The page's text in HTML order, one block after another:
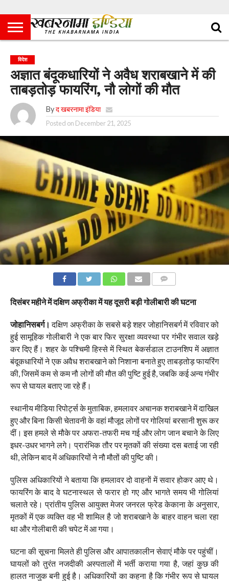
विदेश
अज्ञात बंदूकधारियों ने अवैध शराबखाने में की
ताबड़तोड़ फायरिंग, नौ लोगों की मौत
By द खबरनामा इंडिया
Posted on December 21, 2025
दिसंबर महीने में दक्षिण अफ्रीका में यह दूसरी बड़ी गोलीबारी की घटना
जोहानिसबर्ग। दक्षिण अफ्रीका के सबसे बड़े शहर जोहानिसबर्ग में रविवार को
हुई सामूहिक गोलीबारी ने एक बार फिर सुरक्षा व्यवस्था पर गंभीर सवाल खड़े
कर दिए हैं। शहर के पश्चिमी हिस्से में स्थित बेकर्सडाल टाउनशिप में अज्ञात
बंदूकधारियों ने एक अवैध शराबखाने को निशाना बनाते हुए ताबड़तोड़ फायरिंग
की, जिसमें कम से कम नौ लोगों की मौत की पुष्टि हुई है, जबकि कई अन्य गंभीर
रूप से घायल बताए जा रहे हैं।
स्थानीय मीडिया रिपोर्ट्स के मुताबिक, हमलावर अचानक शराबखाने में दाखिल
हुए और बिना किसी चेतावनी के वहां मौजूद लोगों पर गोलियां बरसानी शुरू कर
दीं। इस हमले से मौके पर अफरा-तफरी मच गई और लोग जान बचाने के लिए
इधर-उधर भागने लगे। प्रारंभिक तौर पर मृतकों की संख्या दस बताई जा रही
थी, लेकिन बाद में अधिकारियों ने नौ मौतों की पुष्टि की।
पुलिस अधिकारियों ने बताया कि हमलावर दो वाहनों में सवार होकर आए थे।
फायरिंग के बाद वे घटनास्थल से फरार हो गए और भागते समय भी गोलियां
चलाते रहे। प्रांतीय पुलिस आयुक्त मेजर जनरल फ्रेड केकाना के अनुसार,
मृतकों में एक व्यक्ति वह भी शामिल है जो शराबखाने के बाहर वाहन चला रहा
था और गोलीबारी की चपेट में आ गया।
घटना की सूचना मिलते ही पुलिस और आपातकालीन सेवाएं मौके पर पहुंचीं।
घायलों को तुरंत नजदीकी अस्पतालों में भर्ती कराया गया है, जहां कुछ की
हालत नाजुक बनी हुई है। अधिकारियों का कहना है कि गंभीर रूप से घायल